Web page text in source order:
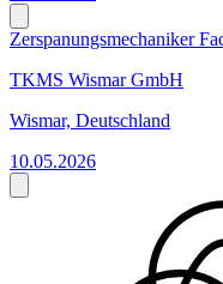
Zerspanungsmechaniker
TKMS Wismar GmbH
Wismar, Deutschland
10.05.2026